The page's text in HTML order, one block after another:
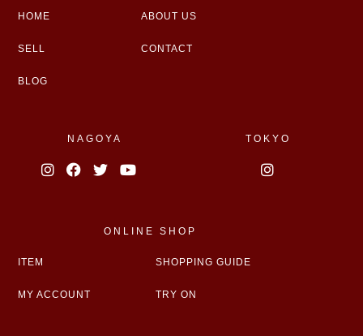
HOME ABOUT US
SELL CONTACT
BLOG
NAGOYA TOKYO
ONLINE SHOP
ITEM SHOPPING GUIDE
MY ACCOUNT TRY ON